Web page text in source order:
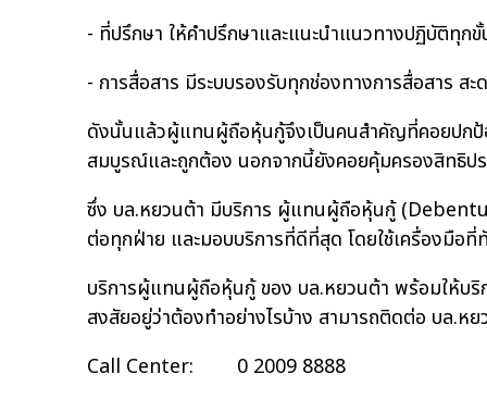
- ที่ปรึกษา ให้คำปรึกษาและแนะนำแนวทางปฏิบัติทุก
- การสื่อสาร มีระบบรองรับทุกช่องทางการสื่อสาร สะ
ดังนั้นแล้วผู้แทนผู้ถือหุ้นกู้จึงเป็นคนสำคัญที่คอยปกป้
สมบูรณ์และถูกต้อง นอกจากนี้ยังคอยคุ้มครองสิทธิปร
ซึ่ง บล.หยวนต้า มีบริการ ผู้แทนผู้ถือหุ้นกู้
ต่อทุกฝ่าย และมอบบริการที่ดีที่สุด โดยใช้เครื่องมือ
บริการผู้แทนผู้ถือหุ้นกู้ ของ บล.หยวนต้า พร้อมให้บ
สงสัยอยู่ว่าต้องทำอย่างไรบ้าง สามารถติดต่อ บล.ห
Call Center: 0 2009 8888